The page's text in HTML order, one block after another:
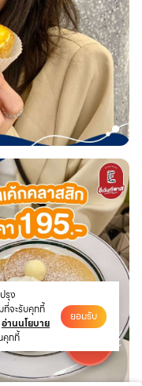
รุง
จะรับคุกกี้
อ่านนโยบาย
คุกกี้
ยอมรับ